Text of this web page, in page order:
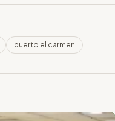
puerto el carmen